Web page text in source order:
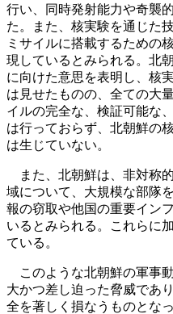
行い、同時発射能力や奇襲
た。また、核実験を通じた
ミサイルに搭載するための
現しているとみられる。北
に向けた意思を表明し、核
は見せたものの、全ての大
イルの完全な、検証可能な
は行っておらず、北朝鮮の
は生じていない。
また、北朝鮮は、非対称
域について、大規模な部隊
報の窃取や他国の重要イン
いるとみられる。これらに
ている。
このような北朝鮮の軍事
大かつ差し迫った脅威であ
全を著しく損なうものとな